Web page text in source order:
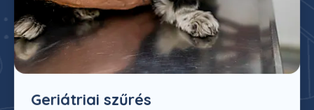
Geriátriai szűrés